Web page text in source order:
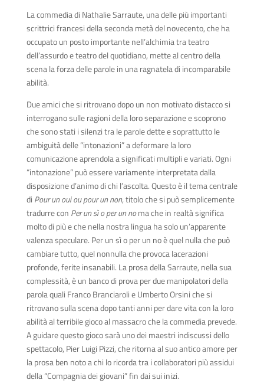
La commedia di Nathalie Sarraute, una delle più importanti
scrittrici francesi della seconda metà del novecento, che ha
occupato un posto importante nell’alchimia tra teatro
dell’assurdo e teatro del quotidiano, mette al centro della
scena la forza delle parole in una ragnatela di incomparabile
abilità.
Due amici che si ritrovano dopo un non motivato distacco si
interrogano sulle ragioni della loro separazione e scoprono
che sono stati i silenzi tra le parole dette e soprattutto le
ambiguità delle “intonazioni” a deformare la loro
comunicazione aprendola a significati multipli e variati. Ogni
“intonazione” può essere variamente interpretata dalla
disposizione d’animo di chi l’ascolta. Questo è il tema centrale
di Pour un oui ou pour un non, titolo che si può semplicemente
tradurre con Per un sì o per un noma che in realtà significa
molto di più e che nella nostra lingua ha solo un’apparente
valenza speculare. Per un sì o per un no è quel nulla che può
cambiare tutto, quel nonnulla che provoca lacerazioni
profonde, ferite insanabili. La prosa della Sarraute, nella sua
complessità, è un banco di prova per due manipolatori della
parola quali Franco Branciaroli e Umberto Orsini che si
ritrovano sulla scena dopo tanti anni per dare vita con la loro
abilità al terribile gioco al massacro che la commedia prevede.
A guidare questo gioco sarà uno dei maestri indiscussi dello
spettacolo, Pier Luigi Pizzi, che ritorna al suo antico amore per
la prosa ben noto a chi lo ricorda tra i collaboratori più assidui
della “Compagnia dei giovani” fin dai sui inizi.